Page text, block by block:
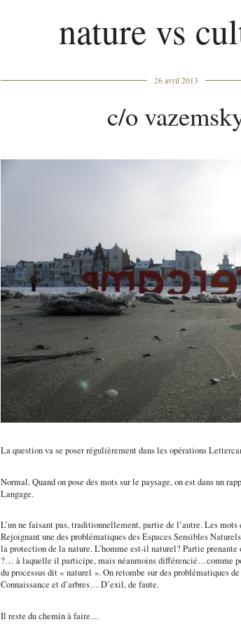
nature vs
26 avril 2013
c/o
La question va se poser régulièrement dans les opérations
Normal. Quand on pose des mots sur le paysage, on est dans un
Langage.
L’un ne faisant pas, traditionnellement, partie de l’autre. Les mots
Rejoignant une des problématiques des Espaces Sensibles
la protection de la nature. L’homme est-il naturel? Partie prenante
?… à laquelle il participe, mais néanmoins différencié…comme
du processus dit « naturel ». On retombe sur des problématiques
Connaissance et d’arbres… D’exil, de faute.
Il reste du chemin à faire…